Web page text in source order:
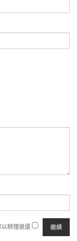
辦理退還